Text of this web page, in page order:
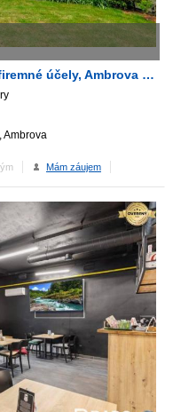
Rodinný dom 466m2, záhrada, na firemné účely, Ambrova ul., širšie centrum, prémiová adresa
Ambrova
Mám záujem